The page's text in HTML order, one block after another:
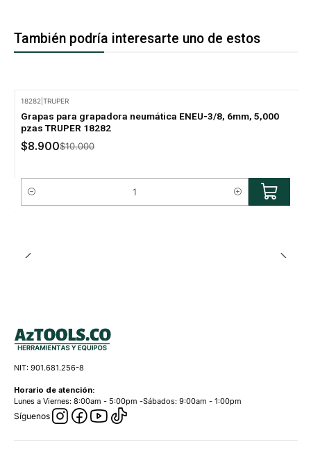
También podría interesarte uno de estos
18282 |TRUPER
Grapas para grapadora neumática ENEU-3/8, 6mm, 5,000
pzas TRUPER 18282
$8.900$10.000
Cantidad
NIT: 901.681.256-8
Horario de atención:
Lunes a Viernes: 8:00am - 5:00pm -Sábados: 9:00am - 1:00pm
Síguenos